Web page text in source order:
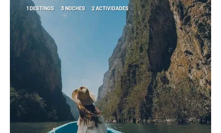
1 DESTINOS 3 NOCHES 2 ACTIVIDADES